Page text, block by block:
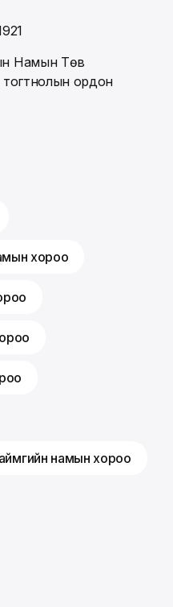
Намын Төв
тогтнолын ордон
хороо
намын хороо